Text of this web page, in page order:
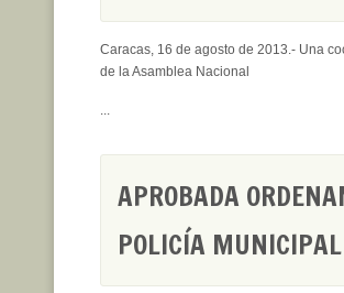
Caracas, 16 de agosto de 2013.- Una
de la Asamblea Nacional
...
APROBADA
POLICÍA